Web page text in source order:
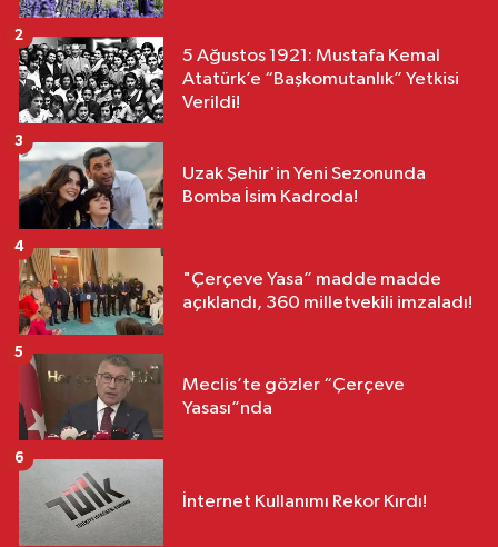
5 Ağustos 1921: Mustafa Kemal
Atatürk’e “Başkomutanlık” Yetkisi
Verildi!
2
Uzak Şehir'in Yeni Sezonunda
Bomba İsim Kadroda!
3
"Çerçeve Yasa” madde madde
açıklandı, 360 milletvekili imzaladı!
4
Meclis’te gözler “Çerçeve
Yasası”nda
5
İnternet Kullanımı Rekor Kırdı!
6